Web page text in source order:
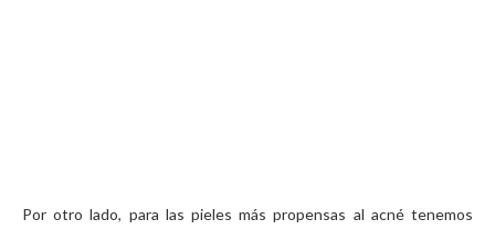
Por otro lado, para las pieles más propensas al acné tenemos